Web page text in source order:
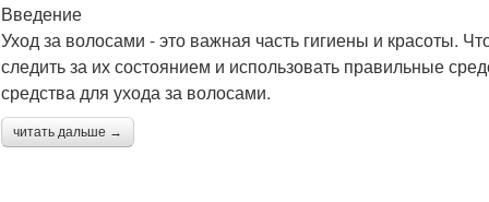
Маска с кефиром
Маски для жирных
корней
Введение
Уход за волосами - это важная часть гигиены и красоты.
следить за их состоянием и использовать правильные
средства для ухода за волосами.
читать дальше →